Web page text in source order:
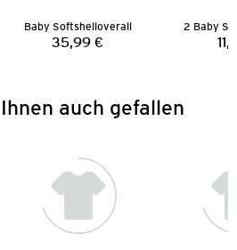
Baby Softshelloverall
Preis:
35,99 €
2 Baby
auch gefallen